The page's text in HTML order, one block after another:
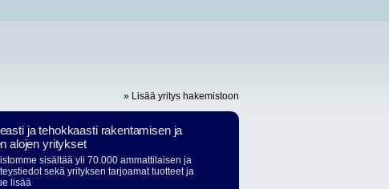
» Lisää yritys hakemistoon
ja tehokkaasti rakentamisen ja
alojen yritykset
sisältää yli 70.000 ammattilaisen ja
sekä yrityksen tarjoamat tuotteet ja
lisää